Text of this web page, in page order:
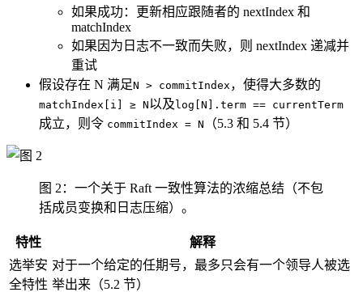
如果成功：更新相应跟随者的 nextIndex 和
matchIndex
如果因为日志不一致而失败，则 nextIndex 递减并
重试
假设存在 N 满足N > commitIndex ，使得大多数的
matchIndex[i] ≥ N以及log[N].term == currentTerm
成立，则令 commitIndex = N （5.3 和 5.4 节）
图 2：一个关于 Raft 一致性算法的浓缩总结（不包
括成员变换和日志压缩）。
特性
解释
选举安
全特性
对于一个给定的任期号，最多只会有一个领导人被选
举出来（5.2 节）